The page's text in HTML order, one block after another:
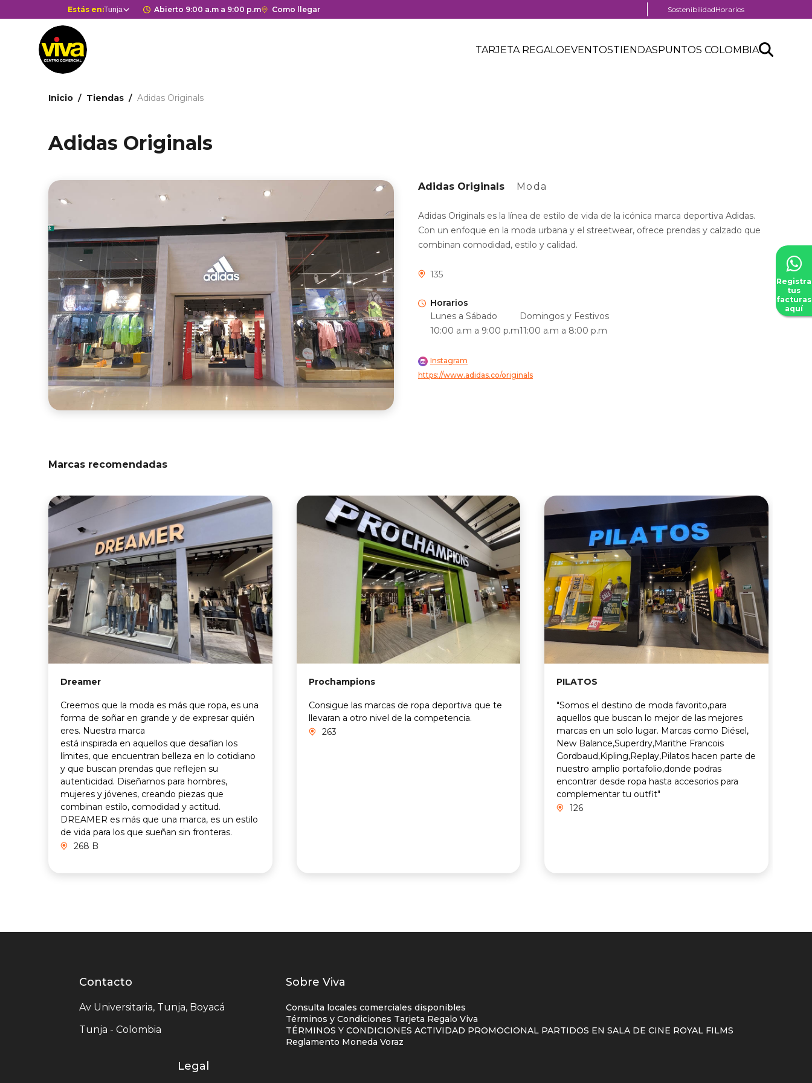
al
contenido
principal
Selector
de
centros
comerciales
Estás en: Estás en
Tunja Horario de apertura y cierre del centro comercial.
Abierto 9:00 a.m a 9:00 p.mEnlace
Como llegar
Menú
SostenibilidadHorarios
Header
Menú
TARJETA REGALOEVENTOSTIENDASPUNTOS COLOMBIASearch
Buscar
Ruta
de
Inicio Tiendas Adidas Originals
Adidas Originals
Adidas Originals Moda
Adidas Originals es la línea de estilo de vida de la icónica marca deportiva Adidas.
Con un enfoque en la moda urbana y el streetwear, ofrece prendas y calzado que
combinan comodidad, estilo y calidad.
135
Horarios
Lunes a Sábado
10:00 a.m a 9:00 p.m
Domingos y Festivos
11:00 a.m a 8:00 p.m
Instagram
https://www.adidas.co/originals
Marcas recomendadas
Dreamer
Creemos que la moda es más que ropa, es una
forma de soñar en grande y de expresar quién
eres. Nuestra marca
está inspirada en aquellos que desafían los
límites, que encuentran belleza en lo cotidiano
y que buscan prendas que reflejen su
autenticidad. Diseñamos para hombres,
mujeres y jóvenes, creando piezas que
combinan estilo, comodidad y actitud.
DREAMER es más que una marca, es un estilo
de vida para los que sueñan sin fronteras.
268 B
Prochampions
Consigue las marcas de ropa deportiva que te
llevaran a otro nivel de la competencia.
263
PILATOS
"Somos el destino de moda favorito,para
aquellos que buscan lo mejor de las mejores
marcas en un solo lugar. Marcas como Diésel,
New Balance,Superdry,Marithe Francois
Gordbaud,Kipling,Replay,Pilatos hacen parte de
nuestro amplio portafolio,donde podras
encontrar desde ropa hasta accesorios para
complementar tu outfit"
126
Contacto
centro
Contacto
Av Universitaria, Tunja, Boyacá
Tunja - Colombia
Listados
enlaces
centro
comercial
Sobre Viva
Consulta locales comerciales disponibles
Términos y Condiciones Tarjeta Regalo Viva
TÉRMINOS Y CONDICIONES ACTIVIDAD PROMOCIONAL PARTIDOS EN SALA DE CINE ROYAL FILMS
Reglamento Moneda Voraz
Legal
Registra
tus
facturas
aquí